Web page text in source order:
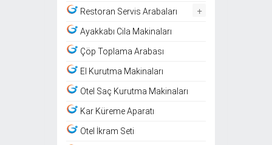
Restoran Servis Arabaları +
Ayakkabı Cila Makinaları
Çöp Toplama Arabası
El Kurutma Makinaları
Otel Saç Kurutma Makinaları
Kar Küreme Aparatı
Otel İkram Seti